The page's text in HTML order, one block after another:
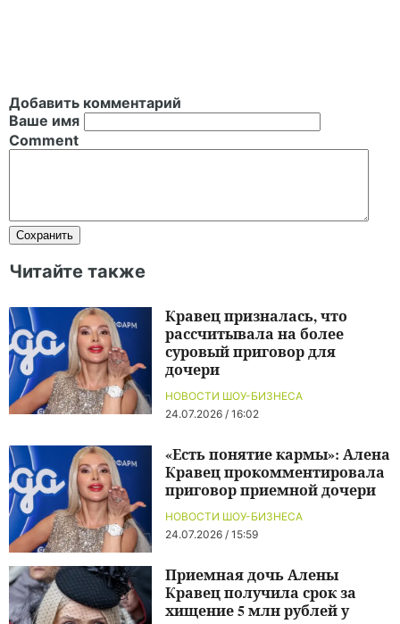
Добавить комментарий
Ваше имя
Comment
Читайте также
НОВОСТИ ШОУ-БИЗНЕСА
24.07.2026 / 16:02
Кравец призналась, что
рассчитывала на более
суровый приговор для
дочери
НОВОСТИ ШОУ-БИЗНЕСА
24.07.2026 / 15:59
«Есть понятие кармы»: Алена
Кравец прокомментировала
приговор приемной дочери
Приемная дочь Алены
Кравец получила срок за
хищение 5 млн рублей у